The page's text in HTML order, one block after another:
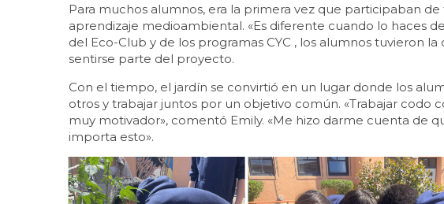
Para muchos alumnos, era la primera vez que participaban
aprendizaje medioambiental. «Es diferente cuando lo haces
del Eco-Club y de los programas CYC , los alumnos tuvieron
sentirse parte del proyecto.
Con el tiempo, el jardín se convirtió en un lugar donde los
otros y trabajar juntos por un objetivo común. «Trabajar codo
muy motivador», comentó Emily. «Me hizo darme cuenta de
importa esto».